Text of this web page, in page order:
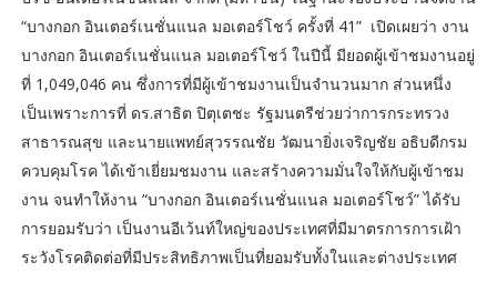
“บางกอก อินเตอร์เนชั่นแนล มอเตอร์โชว์ ครั้งที่ 41” เปิดเผยว่า งาน
บางกอก อินเตอร์เนชั่นแนล มอเตอร์โชว์ ในปีนี้ มียอดผู้เข้าชมงานอยู่
ที่ 1,049,046 คน ซึ่งการที่มีผู้เข้าชมงานเป็นจำนวนมาก ส่วนหนึ่ง
เป็นเพราะการที่ ดร.สาธิต ปิตุเตชะ รัฐมนตรีช่วยว่าการกระทรวง
สาธารณสุข และนายแพทย์สุวรรณชัย วัฒนายิ่งเจริญชัย อธิบดีกรม
ควบคุมโรค ได้เข้าเยี่ยมชมงาน และสร้างความมั่นใจให้กับผู้เข้าชม
งาน จนทำให้งาน “บางกอก อินเตอร์เนชั่นแนล มอเตอร์โชว์” ได้รับ
การยอมรับว่า เป็นงานอีเว้นท์ใหญ่ของประเทศที่มีมาตรการการเฝ้า
ระวังโรคติดต่อที่มีประสิทธิภาพเป็นที่ยอมรับทั้งในและต่างประเทศ